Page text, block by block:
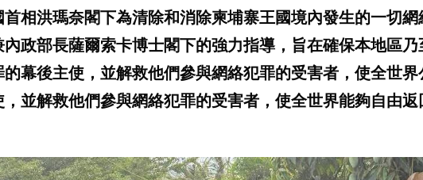
相洪瑪奈閣下為清除和消除柬埔寨王國境內發生的一切
政部長薩爾索卡博士閣下的強力指導，旨在確保本地區
幕後主使，並解救他們參與網絡犯罪的受害者，使全世界
並解救他們參與網絡犯罪的受害者，使全世界能夠自由